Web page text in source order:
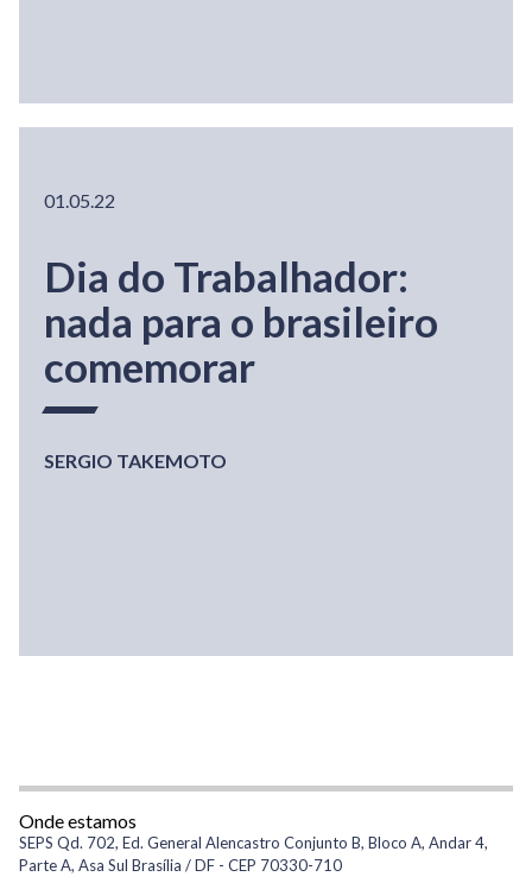
01.05.22
Dia do Trabalhador:
nada para o brasileiro
comemorar
SERGIO TAKEMOTO
Onde estamos
SEPS Qd. 702, Ed. General Alencastro Conjunto B, Bloco A, Andar 4,
Parte A, Asa Sul Brasília / DF - CEP 70330-710